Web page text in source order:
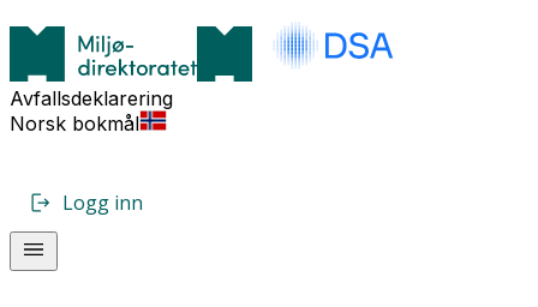
Avfallsdeklarering
Norsk bokmål
Logg inn